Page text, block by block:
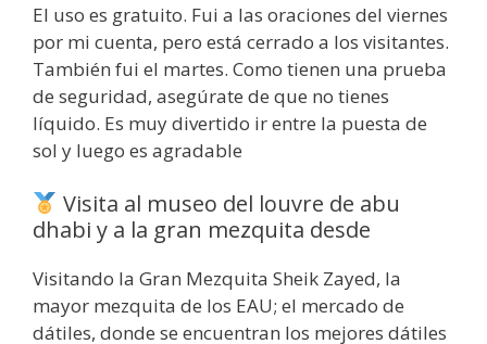
El uso es gratuito. Fui a las oraciones del viernes
por mi cuenta, pero está cerrado a los visitantes.
También fui el martes. Como tienen una prueba
de seguridad, asegúrate de que no tienes
líquido. Es muy divertido ir entre la puesta de
sol y luego es agradable
Visita al museo del louvre de abu
dhabi y a la gran mezquita desde
Visitando la Gran Mezquita Sheik Zayed, la
mayor mezquita de los EAU; el mercado de
dátiles, donde se encuentran los mejores dátiles